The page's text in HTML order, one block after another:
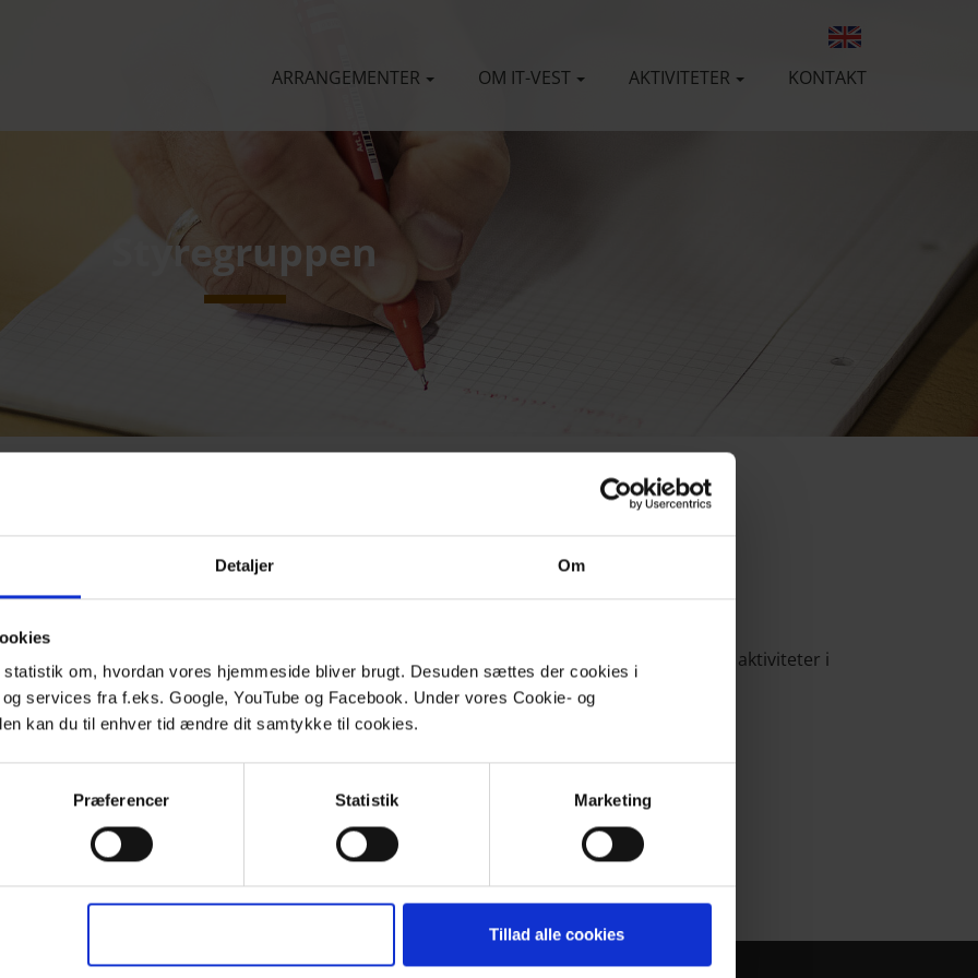
Detaljer Om
om, hvordan vores hjemmeside bliver brugt. Desuden sættes der cookies i
services fra f.eks. Google, YouTube og Facebook. Under vores Cookie- og
kan du til enhver tid ændre dit samtykke til cookies.
Præferencer Statistik Marketing
Tillad alle cookies
ARRANGEMENTER OM IT-VEST AKTIVITETER KONTAKT
Styregruppen
It-vest opfyldes. Styregruppen sætter fælles mål og medvirker til koordinering af It-vests aktiviteter i
AAU og AU.